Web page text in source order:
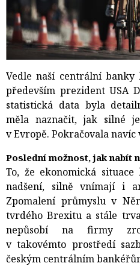
Vedle naší centrální
především prezident USA
statistická data byla
měla naznačit, jak silné
v Evropě. Pokračovala navíc
Poslední možnost, jak nabít
To, že ekonomická
nadšení, silně vnímají i
Zpomalení průmyslu v
tvrdého Brexitu a stále
nepůsobí na firmy
v takovémto prostředí
českým centrálním